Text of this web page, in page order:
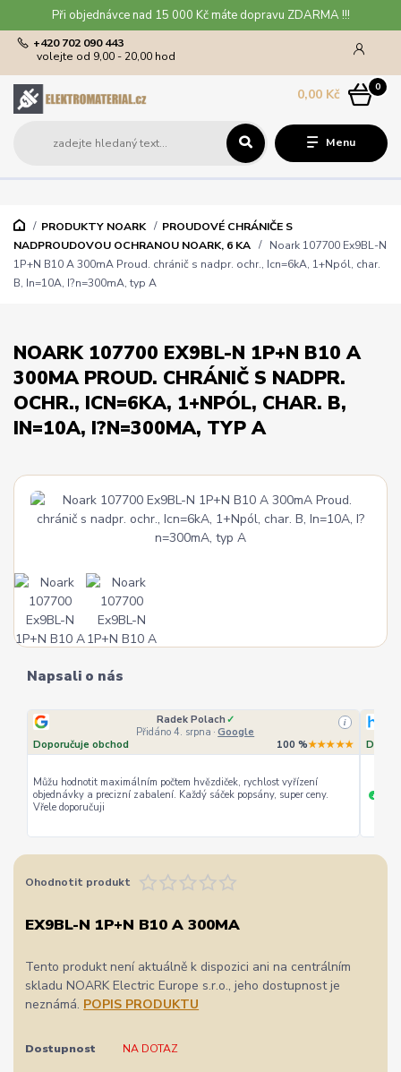
Při objednávce nad 15 000 Kč máte dopravu ZDARMA !!!
Menu
+420 702 090 443
volejte od 9,00 - 20,00 hod
0
0,00 Kč
PRODUKTY NOARK
PROUDOVÉ CHRÁNIČE S
NADPROUDOVOU OCHRANOU NOARK, 6 KA
Noark 107700 Ex9BL-N
1P+N B10 A 300mA Proud. chránič s nadpr. ochr., Icn=6kA, 1+Npól, char.
B, In=10A, I?n=300mA, typ A
NOARK 107700 EX9BL-N 1P+N B10 A
300MA PROUD. CHRÁNIČ S NADPR.
OCHR., ICN=6KA, 1+NPÓL, CHAR. B,
IN=10A, I?N=300MA, TYP A
Napsali o nás
Radek Polach ✓
Přidáno 4. srpna · Google
i
Doporučuje obchod 100 %★★★★★
Můžu hodnotit maximálním počtem hvězdiček, rychlost vyřízení
objednávky a precizní zabalení. Každý sáček popsány, super ceny.
Vřele doporučuji
+
Ohodnotit produkt
EX9BL-N 1P+N B10 A 300MA
Tento produkt není aktuálně k dispozici ani na centrálním
skladu NOARK Electric Europe s.r.o., jeho dostupnost je
neznámá. POPIS PRODUKTU
Dostupnost NA DOTAZ